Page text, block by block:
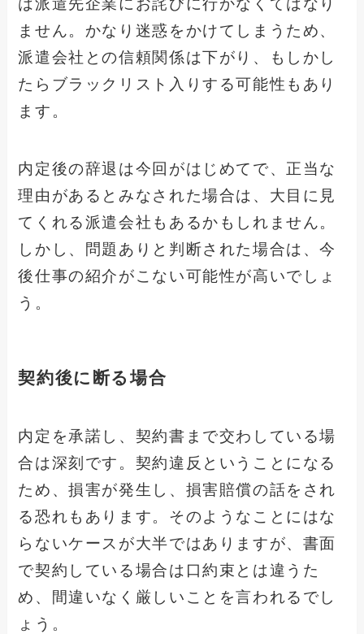
は派遣先企業にお詫びに行かなくてはなり
ません。かなり迷惑をかけてしまうため、
派遣会社との信頼関係は下がり、もしかし
たらブラックリスト入りする可能性もあり
ます。
内定後の辞退は今回がはじめてで、正当な
理由があるとみなされた場合は、大目に見
てくれる派遣会社もあるかもしれません。
しかし、問題ありと判断された場合は、今
後仕事の紹介がこない可能性が高いでしょ
う。
契約後に断る場合
内定を承諾し、契約書まで交わしている場
合は深刻です。契約違反ということになる
ため、損害が発生し、損害賠償の話をされ
る恐れもあります。そのようなことにはな
らないケースが大半ではありますが、書面
で契約している場合は口約束とは違うた
め、間違いなく厳しいことを言われるでし
ょう。